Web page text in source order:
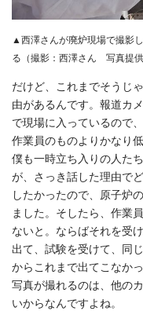
▲西澤さんが廃炉現場で撮影
る（撮影：西澤さん 写真提供
だけど、これまでそうじ
由があるんです。報道カ
で現場に入っているので
作業員のものよりかなり
僕も一時立ち入りの人た
が、さっき話した理由で
したかったので、原子炉
ました。そしたら、作業
ないと。ならばそれを受
出て、試験を受けて、同
からこれまで出てこなか
写真が撮れるのは、他の
いからなんですよね。